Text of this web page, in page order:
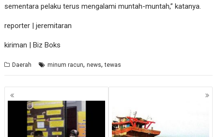
sementara pelaku terus mengalami muntah-muntah,” katanya.
reporter | jeremitaran
kiriman | Biz Boks
Daerah minum racun,news,tewas
Navigasi
pos